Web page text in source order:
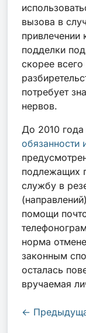
вызова в
привлечении
подделки
скорее
потребует
нервов.
До 2010 года
обязанности
подлежащих
службу в
помощи
норма
законным
осталась
вручаемая
←